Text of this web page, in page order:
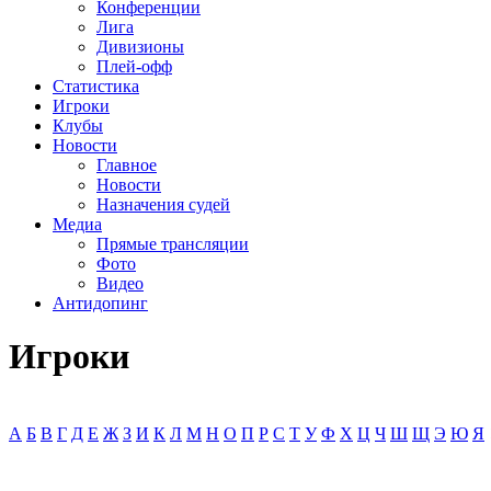
Конференции
Лига
Дивизионы
Плей-офф
Статистика
Игроки
Клубы
Новости
Главное
Новости
Назначения судей
Медиа
Прямые трансляции
Фото
Видео
Антидопинг
Игроки
А Б В Г Д Е Ж З И К Л М Н О П Р С Т У Ф Х Ц Ч Ш Щ Э Ю Я